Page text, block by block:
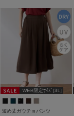
WEB限定ｻｲｽﾞ[3L]
短め丈ガウチョパンツ